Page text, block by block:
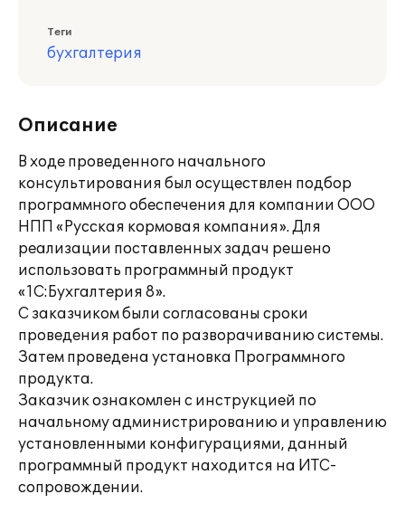
Теги
бухгалтерия
Описание
В ходе проведенного начального
консультирования был осуществлен подбор
программного обеспечения для компании ООО
НПП «Русская кормовая компания». Для
реализации поставленных задач решено
использовать программный продукт
«1С:Бухгалтерия 8».
С заказчиком были согласованы сроки
проведения работ по разворачиванию системы.
Затем проведена установка Программного
продукта.
Заказчик ознакомлен с инструкцией по
начальному администрированию и управлению
установленными конфигурациями, данный
программный продукт находится на ИТС-
сопровождении.